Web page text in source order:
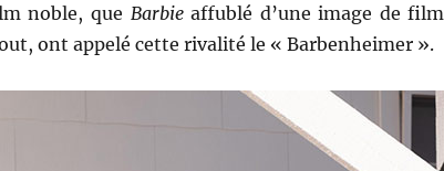
noble, que Barbieaffublé d’une image de film
ont appelé cette rivalité le « Barbenheimer ».